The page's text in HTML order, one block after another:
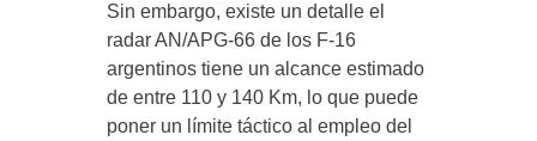
Sin embargo, existe un detalle el
radar AN/APG-66 de los F-16
argentinos tiene un alcance estimado
de entre 110 y 140 Km, lo que puede
poner un límite táctico al empleo del